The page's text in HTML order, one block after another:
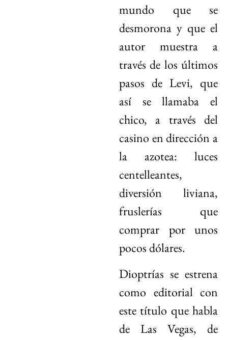
mundo que se
desmorona y que el
autor muestra a
través de los últimos
pasos de Levi, que
así se llamaba el
chico, a través del
casino en dirección a
la azotea: luces
centelleantes,
diversión liviana,
fruslerías que
comprar por unos
pocos dólares.
Dioptrías se estrena
como editorial con
este título que habla
de Las Vegas, de